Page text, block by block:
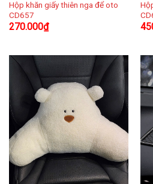
Hộp khăn giấy thiên nga để oto
CD657
270.000₫